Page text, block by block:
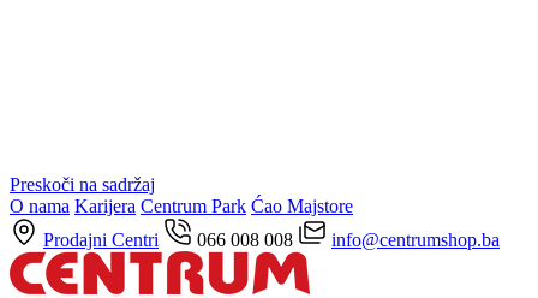
Preskoči na sadržaj
O nama Karijera Centrum Park Ćao Majstore
Prodajni Centri
066 008 008 info@centrumshop.ba